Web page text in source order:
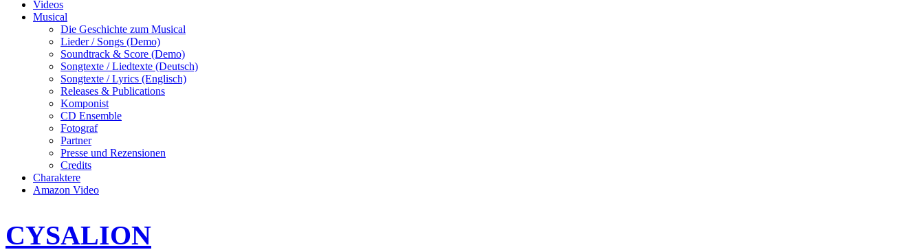
Videos
Musical
Die Geschichte zum Musical
Lieder / Songs (Demo)
Soundtrack & Score (Demo)
Songtexte / Liedtexte (Deutsch)
Songtexte / Lyrics (Englisch)
Releases & Publications
Komponist
CD Ensemble
Fotograf
Partner
Presse und Rezensionen
Credits
Charaktere
Amazon Video
CYSALION